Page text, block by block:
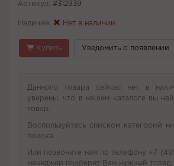
Артикул: #312939
Наличие: Нет в наличии
Купить Уведомить о появлении
Данного товара сейчас нет в
уверены, что в нашем каталоге вы
товар.
Воспользуйтесь списком категорий
поиска.
Или позвоните нам по телефону +7
менеджер подберет Вам нужный товар.